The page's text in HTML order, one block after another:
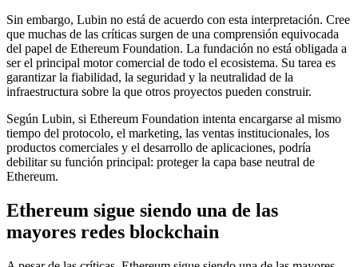
Sin embargo, Lubin no está de acuerdo con esta interpretación. Cree
que muchas de las críticas surgen de una comprensión equivocada
del papel de Ethereum Foundation. La fundación no está obligada a
ser el principal motor comercial de todo el ecosistema. Su tarea es
garantizar la fiabilidad, la seguridad y la neutralidad de la
infraestructura sobre la que otros proyectos pueden construir.
Según Lubin, si Ethereum Foundation intenta encargarse al mismo
tiempo del protocolo, el marketing, las ventas institucionales, los
productos comerciales y el desarrollo de aplicaciones, podría
debilitar su función principal: proteger la capa base neutral de
Ethereum.
Ethereum sigue siendo una de las
mayores redes blockchain